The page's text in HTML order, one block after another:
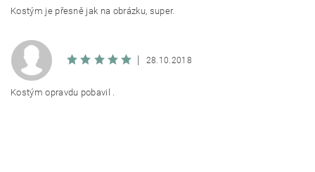
Kostým je přesně jak na obrázku, super.
| 28.10.2018
Kostým opravdu pobavil .